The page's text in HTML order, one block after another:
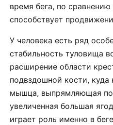
время бега, по
способствует
У человека есть ряд
стабильность туловища
расширение области
подвздошной кости, куда
мышца, выпрямляющая
увеличенная большая
играет роль именно в